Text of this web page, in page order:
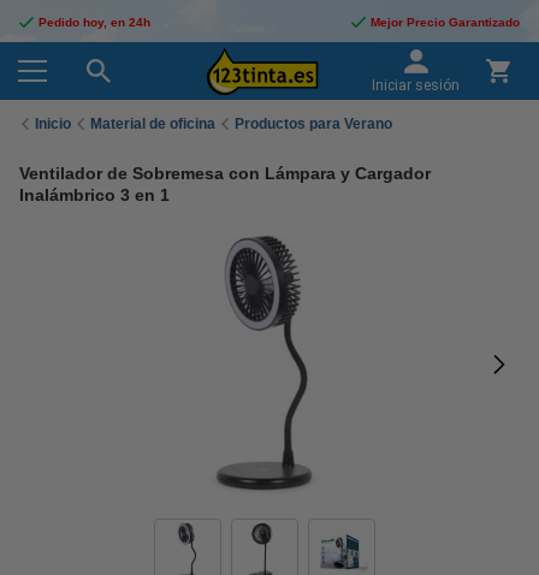
Pedido hoy, en 24h Mejor Precio Garantizado
Iniciar sesión
Inicio Material de oficina Productos para Verano
Ventilador de Sobremesa con Lámpara y Cargador
Inalámbrico 3 en 1